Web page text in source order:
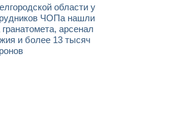
области у
ЧОПа нашли
гранатомета, арсенал
и более 13 тысяч